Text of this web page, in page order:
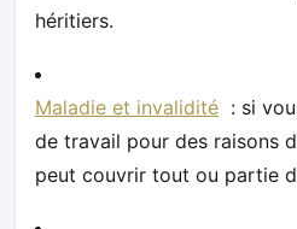
héritiers.
Maladie et invalidité : si
de travail pour des raisons
peut couvrir tout ou partie